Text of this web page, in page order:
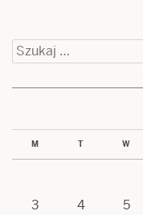
Szukaj:
M T W
3
4 5